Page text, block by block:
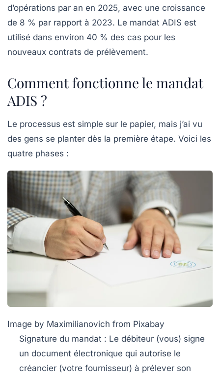
d’opérations par an en 2025, avec une croissance
de 8 % par rapport à 2023. Le mandat ADIS est
utilisé dans environ 40 % des cas pour les
nouveaux contrats de prélèvement.
Comment fonctionne le mandat
ADIS ?
Le processus est simple sur le papier, mais j’ai vu
des gens se planter dès la première étape. Voici les
quatre phases :
Image by Maximilianovich from Pixabay
Signature du mandat : Le débiteur (vous) signe
un document électronique qui autorise le
créancier (votre fournisseur) à prélever son